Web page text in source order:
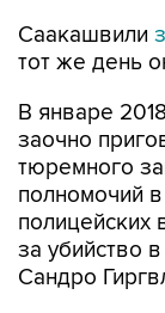
Саакашвили
тот же день
В январе
заочно
тюремного
полномочий
полицейских
за убийство
Сандро